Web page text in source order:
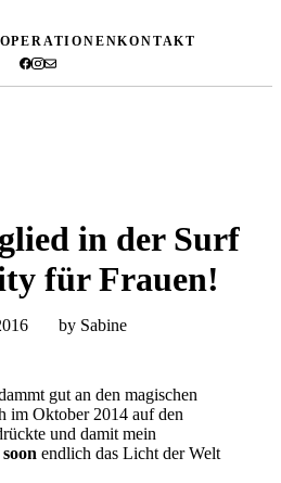
KONTAKT
in der Surf
für Frauen!
by Sabine
gut an den magischen
im Oktober 2014 auf den
und damit mein
endlich das Licht der Welt